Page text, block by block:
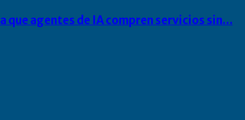
agentes de IA compren servicios sin…